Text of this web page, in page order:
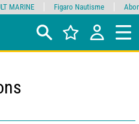
MARINE Figaro Nautisme